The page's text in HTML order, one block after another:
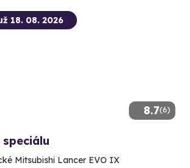
8.7(6)
18. 08. 2026
Mitsubishi Lancer EVO IX